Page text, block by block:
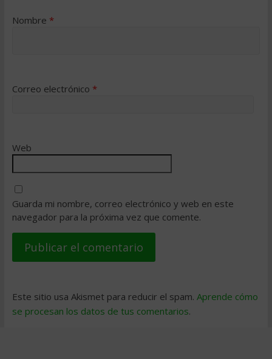
Nombre *
Correo electrónico *
Web
Guarda mi nombre, correo electrónico y web en este
navegador para la próxima vez que comente.
Este sitio usa Akismet para reducir el spam. Aprende cómo
se procesan los datos de tus comentarios.